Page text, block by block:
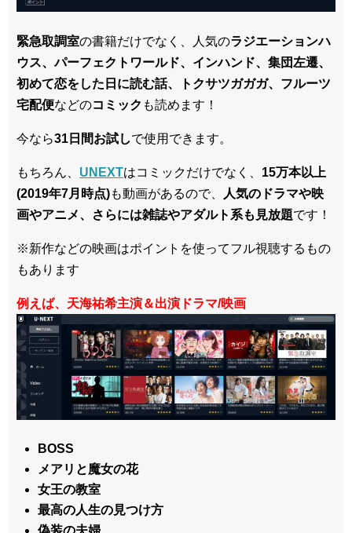
緊急取調室の書籍だけでなく、人気のラジエーションハ
ウス、パーフェクトワールド、インハンド、集団左遷、
初めて恋をした日に読む話、トクサツガガガ、フルーツ
宅配便などのコミック も読めます！
今なら31日間お試しで使用できます。
もちろん、 UNEXTはコミックだけでなく、 15万本以上
(2019年7月時点)も動画があるので、
人気のドラマや映
画やアニメ、さらには雑誌やアダルト系も見放題です！
※新作などの映画はポイントを使ってフル視聴するもの
もあります
例えば、天海祐希主演＆出演ドラマ/映画
BOSS
メアリと魔女の花
女王の教室
最高の人生の見つけ方
偽装の夫婦